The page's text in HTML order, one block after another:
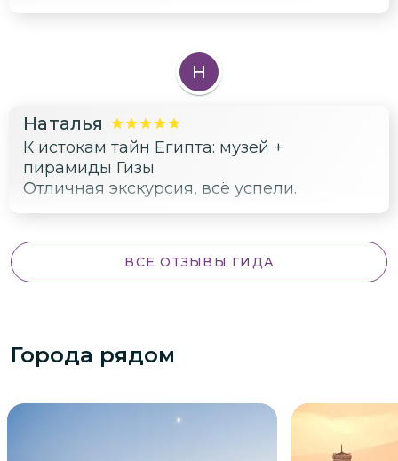
Н
Наталья
К истокам тайн Египта: музей +
пирамиды Гизы
Отличная экскурсия, всё успели.
ВСЕ ОТЗЫВЫ ГИДА
Города рядом